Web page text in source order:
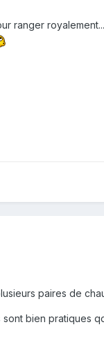
ranger
paires de
bien pratiques